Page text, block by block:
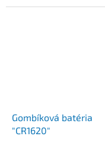
Gombíková batéria
"CR1620"